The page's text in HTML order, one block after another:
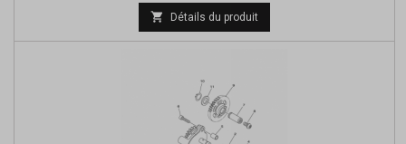
Prix
de
 Détails du produit